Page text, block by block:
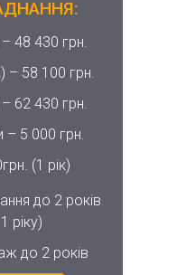
48 430 грн.
– 58 100 грн.
62 430 грн.
– 5 000 грн.
(1 рік)
до 2 років
ріку)
до 2 років